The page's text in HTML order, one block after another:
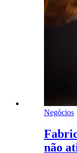
Negócios
não